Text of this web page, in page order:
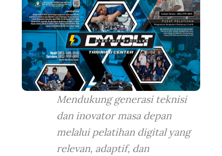
Mendukung generasi teknisi
dan inovator masa depan
melalui pelatihan digital yang
relevan, adaptif, dan